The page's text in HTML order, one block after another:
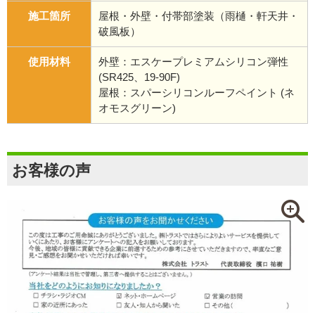
施工箇所
屋根・外壁・付帯部塗装（雨樋・軒天井・
破風板）
使用材料
外壁：エスケープレミアムシリコン弾性
(SR425、19-90F)
屋根：スパーシリコンルーフペイント (ネ
オモスグリーン)
お客様の声